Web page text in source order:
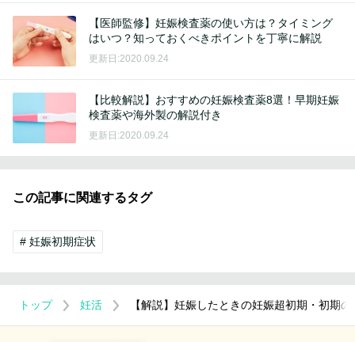
【医師監修】妊娠検査薬の使い方は？タイミング
はいつ？知っておくべきポイントを丁寧に解説
更新日:2020.09.24
【比較解説】おすすめの妊娠検査薬8選！早期妊娠
検査薬や海外製の解説付き
更新日:2020.09.24
この記事に関連するタグ
妊娠初期症状
トップ 妊活 【解説】妊娠したときの妊娠超初期・初期